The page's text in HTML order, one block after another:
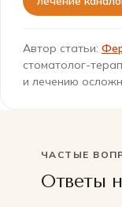
Автор статьи:
стоматолог-
и лечению
ЧАСТЫЕ
Ответы